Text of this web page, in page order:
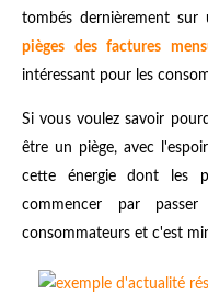
tombés dernièrement
pièges des factures
intéressant pour les
Si vous voulez savoir
être un piège, avec
cette énergie dont les
commencer par
consommateurs et c'est